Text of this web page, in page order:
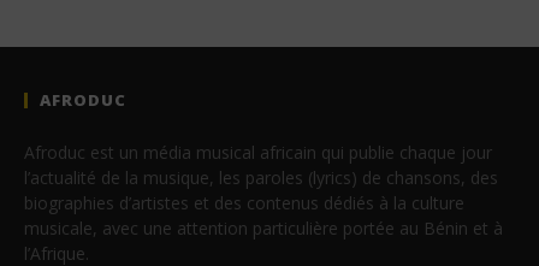
AFRODUC
Afroduc est un média musical africain qui publie chaque jour
l’actualité de la musique, les paroles (lyrics) de chansons, des
biographies d’artistes et des contenus dédiés à la culture
musicale, avec une attention particulière portée au Bénin et à
l’Afrique.